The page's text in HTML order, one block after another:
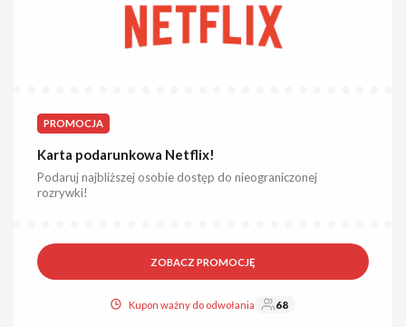
PROMOCJA
Karta podarunkowa Netflix!
Podaruj najbliższej osobie dostęp do nieograniczonej
rozrywki!
ZOBACZ PROMOCJĘ
Kupon ważny do odwołania 68